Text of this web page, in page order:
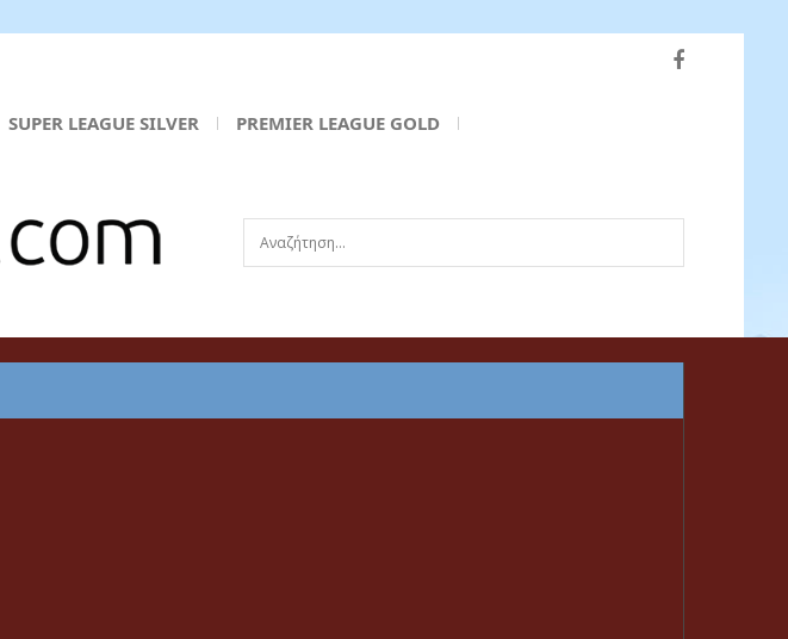
SUPER LEAGUE SILVER
PREMIER LEAGUE GOLD
Αναζήτηση...